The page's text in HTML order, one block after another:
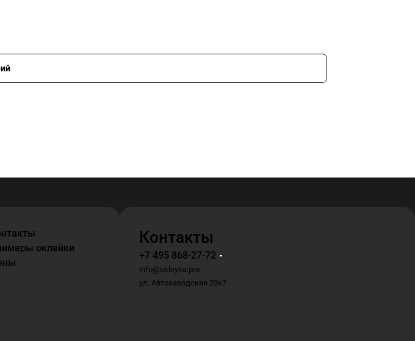
оклейки
Контакты
+7 495 868-27-72
info@okleyka.pro
ул. Автозаводская 23к7